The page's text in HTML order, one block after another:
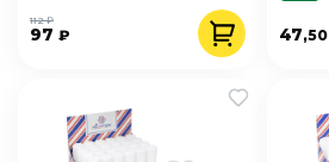
97 ₽
112 ₽
47,50